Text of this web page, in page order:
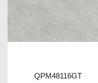
QPM48116GT